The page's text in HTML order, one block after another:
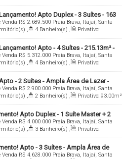
, 1 Sala(s) , 3 Suíte(s) , 3 Vaga(s) ,
Apto Duplex - 3 Suítes - 163
Brava - Itajaí/SC
R$ 2.689.500
Venda
Praia Brava, Itajaí, Santa
Brasil
, 4 Banheiro(s) ,
Privativo:
, 1 Sala(s) , 3 Suíte(s) , 3 Vaga(s) ,
Apto - 4 Suítes - 215.13m² -
- Itajaí/SC
R$ 5.312.000
Venda
Praia Brava, Itajaí, Santa
Brasil
, 4 Banheiro(s) ,
Privativo:
, 1 Sala(s) , 4 Suíte(s) , 3 Vaga(s) ,
.00
- 2 Suítes - Ampla Área de Lazer -
Praia Brava - Itajaí/SC
R$ 2.900.000
Venda
Praia Brava, Itajaí, Santa
Brasil
, 2 Banheiro(s) , Privativo: 93.00m²
, 2 Suíte(s) , Total: 130.00m² ,
1
Útil: 93 .00 m²
Apto Duplex - 1 Suíte Master + 2
Ampla Área de Lazer - 181 m² - Praia
Itajaí/SC
R$ 4.000.000
Venda
Praia Brava, Itajaí, Santa
Brasil
, 3 Banheiro(s) ,
Privativo:
, 1 Sala(s) , 3 Suíte(s) , 3 Vaga(s) ,
m²
Apto - 3 Suítes - Ampla Área de
152 m² - Praia Brava - Itajaí/SC
R$ 4.628.000
Venda
Praia Brava, Itajaí, Santa